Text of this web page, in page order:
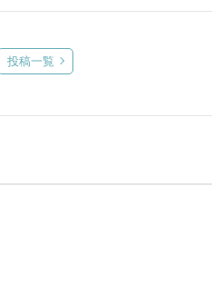
投稿一覧